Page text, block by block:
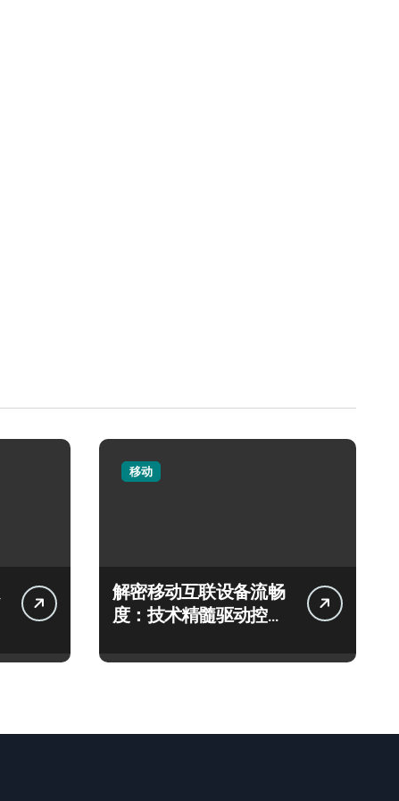
移动
解密移动互联设备流畅
度：技术精髓驱动控制